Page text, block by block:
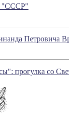
"СССР"
Петровича
прогулка со